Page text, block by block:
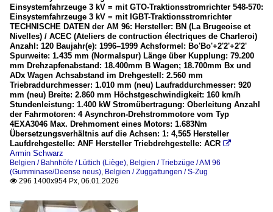
Luxemburg
E-Loks
Série 3000
Züge
Personenzüge / InterRegio Züge (IR)
Niederlande
Triebzüge
Stadler FLIRT³, Arriva 550 bis 557, 3-teilig, 3-System
Unternehmen
Einsystemfahrzeuge 3 kV = mit GTO-Traktionsstromrichter 548-570:
Einsystemfahrzeuge 3 kV = mit IGBT-Traktionsstromrichter
TECHNISCHE DATEN der AM 96: Hersteller: BN (La Brugeoise et
Nivelles) / ACEC (Ateliers de contruction électriques de Charleroi)
Anzahl: 120 Baujahr(e): 1996–1999 Achsformel: Bo'Bo'+2'2'+2'2'
Spurweite: 1.435 mm (Normalspur) Länge über Kupplung: 79.200
mm Drehzapfenabstand: 18.400mm B Wagen; 18.700mm Bx und
ADx Wagen Achsabstand im Drehgestell: 2.560 mm
Triebraddurchmesser: 1.010 mm (neu) Laufraddurchmesser: 920
mm (neu) Breite: 2.860 mm Höchstgeschwindigkeit: 160 km/h
Stundenleistung: 1.400 kW Stromübertragung: Oberleitung Anzahl
der Fahrmotoren: 4 Asynchron-Drehstrommotore vom Typ
4EXA3046 Max. Drehmoment eines Motors: 1.683Nm
Übersetzungsverhältnis auf die Achsen: 1: 4,565 Hersteller
Laufdrehgestelle: ANF Hersteller Triebdrehgestelle: ACR 
Armin Schwarz
Belgien / Bahnhöfe / Lüttich (Liège), Belgien / Triebzüge / AM 96
(Gumminase/Deense neus), Belgien / Zuggattungen / S-Zug
 296 1400x954 Px, 06.01.2026